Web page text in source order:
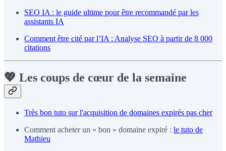
SEO IA : le guide ultime pour être recommandé par les
assistants IA
Comment être cité par l’IA : Analyse SEO à partir de 8 000
citations
💖 Les coups de cœur de la semaine
Très bon tuto sur l'acquisition de domaines expirés pas cher
Comment acheter un « bon » domaine expiré : le tuto de
Mathieu